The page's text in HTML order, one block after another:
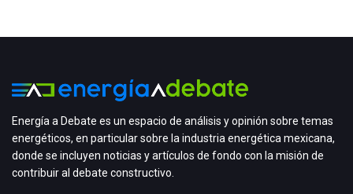
Energía a Debate es un espacio de análisis y opinión sobre temas
energéticos, en particular sobre la industria energética mexicana,
donde se incluyen noticias y artículos de fondo con la misión de
contribuir al debate constructivo.